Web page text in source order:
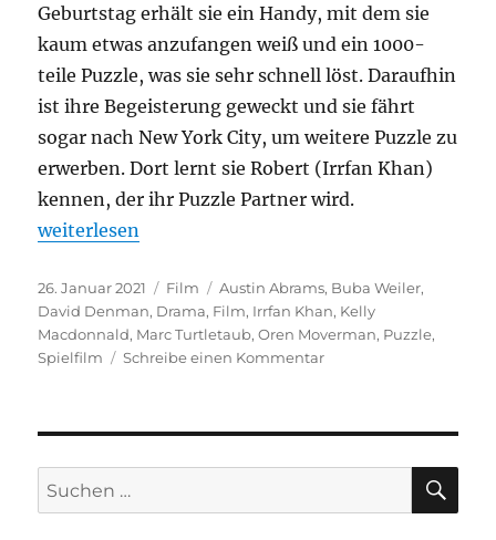
Geburtstag erhält sie ein Handy, mit dem sie
kaum etwas anzufangen weiß und ein 1000-
teile Puzzle, was sie sehr schnell löst. Daraufhin
ist ihre Begeisterung geweckt und sie fährt
sogar nach New York City, um weitere Puzzle zu
erwerben. Dort lernt sie Robert (Irrfan Khan)
kennen, der ihr Puzzle Partner wird.
„Puzzle“
weiterlesen
Veröffentlicht
am
26. Januar 2021 Kategorien
Film Schlagwörter
Austin Abrams, Buba Weiler,
David Denman, Drama, Film, Irrfan Khan, Kelly
Macdonnald, Marc Turtletaub,Oren Moverman, Puzzle,
Spielfilm
Schreibe einen Kommentarzu
Suchen
nach: